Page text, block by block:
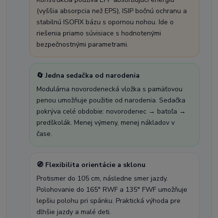
(vyššia absorpcia než EPS), ISIP bočnú ochranu a
stabilnú ISOFIX bázu s opornou nohou. Ide o
riešenia priamo súvisiace s hodnotenými
bezpečnostnými parametrami.
🔄 Jedna sedačka od narodenia
Modulárna novorodenecká vložka s pamäťovou
penou umožňuje použitie od narodenia. Sedačka
pokrýva celé obdobie: novorodenec → batoľa →
predškolák. Menej výmeny, menej nákladov v
čase.
🧭 Flexibilita orientácie a sklonu
Protismer do 105 cm, následne smer jazdy.
Polohovanie do 165° RWF a 135° FWF umožňuje
lepšiu polohu pri spánku. Praktická výhoda pre
dlhšie jazdy a malé deti.